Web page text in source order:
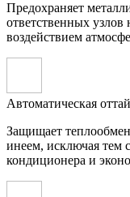
Предохраняет
ответственных
воздействием
Автоматическая
Защищает
инеем, исключая тем
кондиционера и